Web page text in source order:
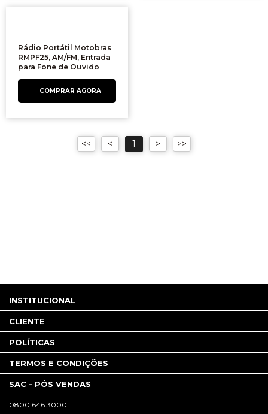
Rádio Portátil Motobras
RMPF25, AM/FM, Entrada
para Fone de Ouvido
1
INSTITUCIONAL
CLIENTE
POLÍTICAS
TERMOS E CONDIÇÕES
SAC - PÓS VENDAS
0800.646.3000